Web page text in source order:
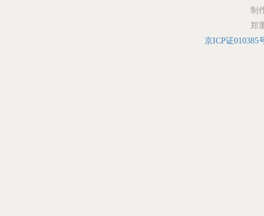
制
郑
京ICP证010385